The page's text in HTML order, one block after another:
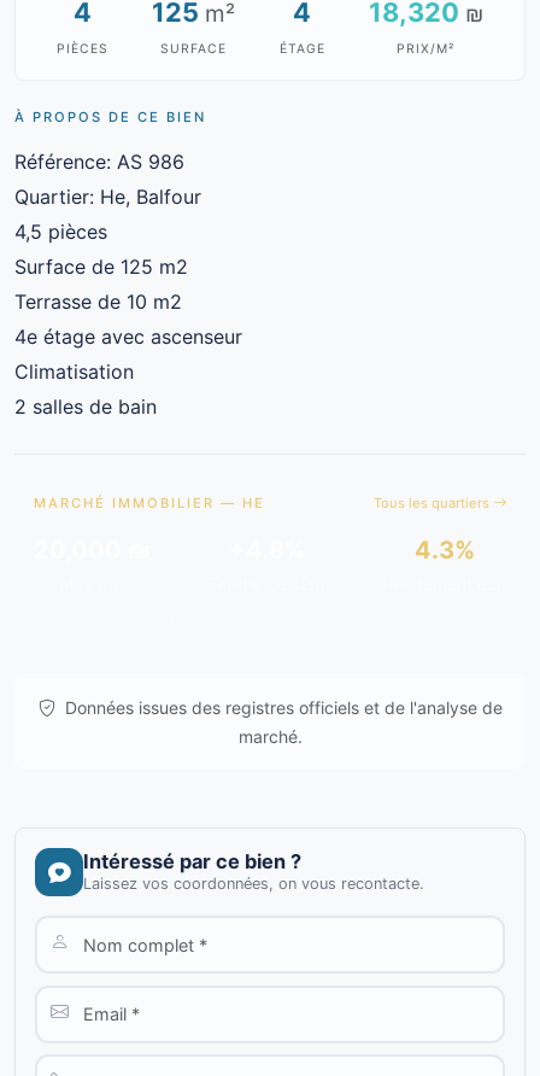
4
PIÈCES
125 m²
SURFACE
4
ÉTAGE
18,320 ₪
PRIX/M²
À PROPOS DE CE BIEN
Référence: AS 986
Quartier: He, Balfour
4,5 pièces
Surface de 125 m2
Terrasse de 10 m2
4e étage avec ascenseur
Climatisation
2 salles de bain
MARCHÉ IMMOBILIER — HE Tous les quartiers
4.3%
Données issues des registres officiels et de l'analyse de
marché.
Intéressé par ce bien ?
Laissez vos coordonnées, on vous recontacte.